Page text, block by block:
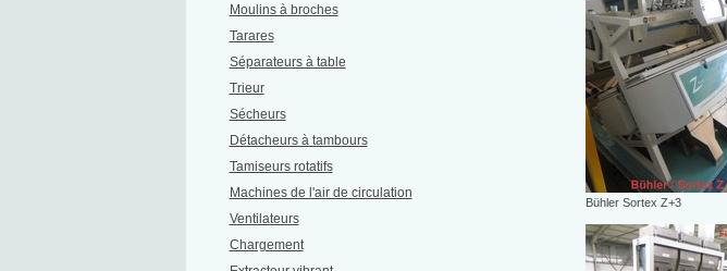
Moulins à broches
Tarares
Séparateurs à table
Trieur
Sécheurs
Détacheurs à tambours
Tamiseurs rotatifs
Machines de l'air de circulation
Ventilateurs
Chargement
Bühler Sortex Z+3